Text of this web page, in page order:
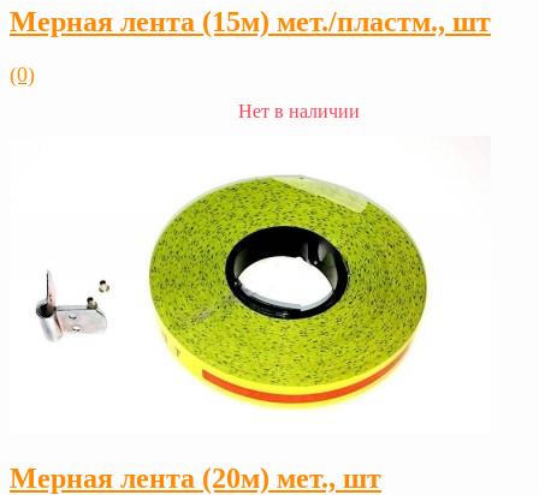
Мерная лента (15м) мет./пластм., шт
(0)
Нет в наличии
Мерная лента (20м) мет., шт